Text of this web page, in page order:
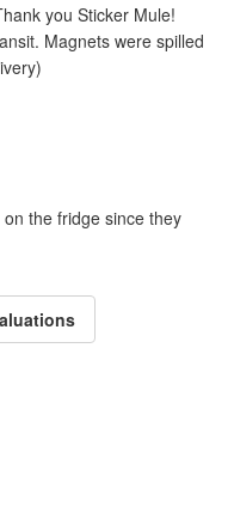
you Sticker Mule!
Magnets were spilled
the fridge since they